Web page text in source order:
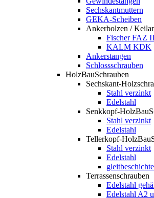
Sechskantmuttern
GEKA-Scheiben
Ankerbolzen /
Fischer FAZ II
KALM KDK
Ankerstangen
Schlossschrauben
HolzBauSchrauben
Sechskant-
Stahl verzinkt
Edelstahl
Senkkopf-
Stahl verzinkt
Edelstahl
Tellerkopf-
Stahl verzinkt
Edelstahl
Terrassenschrauben
Edelstahl
Edelstahl A2